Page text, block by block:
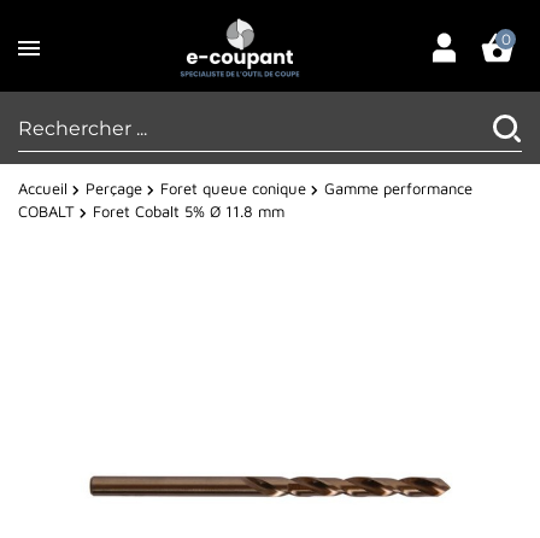
0
Accueil Perçage Foret queue conique
Gamme performance
COBALT
Foret Cobalt 5% Ø 11.8 mm